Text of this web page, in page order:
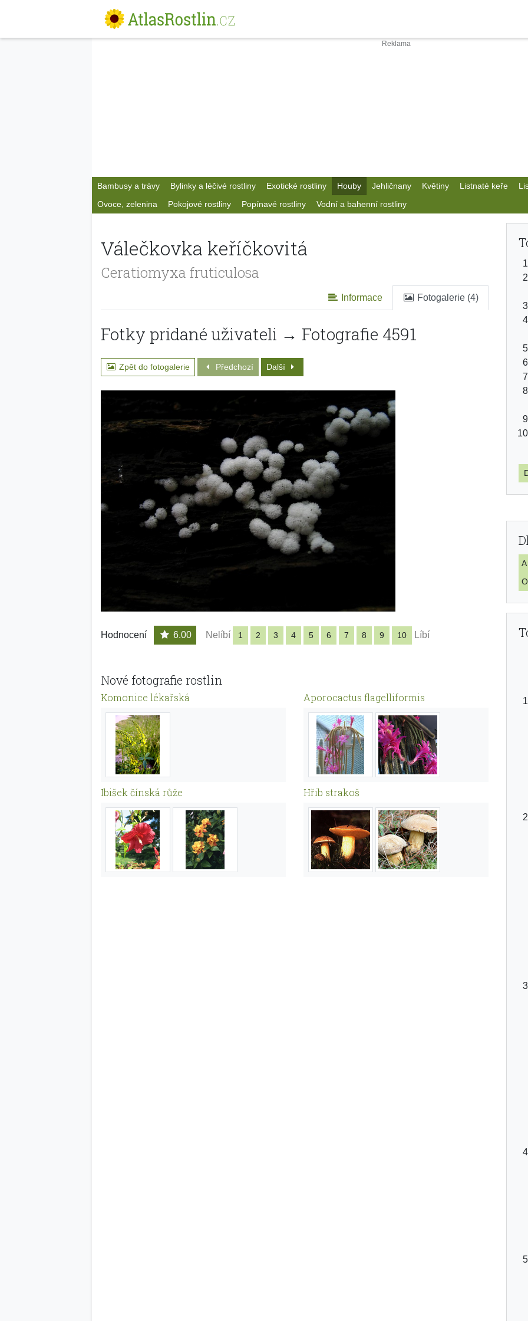
Bambusy a trávy Bylinky a léčivé rostliny Exotické rostliny Houby Jehličnany Květiny Listnaté keře
Ovoce, zelenina
Pokojové rostliny Popínavé rostliny Vodní a bahenní rostliny
Válečkovka keříčkovitá
Ceratiomyxa fruticulosa
Informace Fotogalerie (4)
Fotky pridané uživateli → Fotografie 4591
Zpět do fotogalerie Předchozí Další
Hodnocení 6.00 Nelíbí 1 2 3 4 5 6 7 8 9 10 Líbí
Nové fotografie rostlin
Komonice lékařská Aporocactus flagelliformis
Ibišek čínská růže Hřib strakoš
A
O